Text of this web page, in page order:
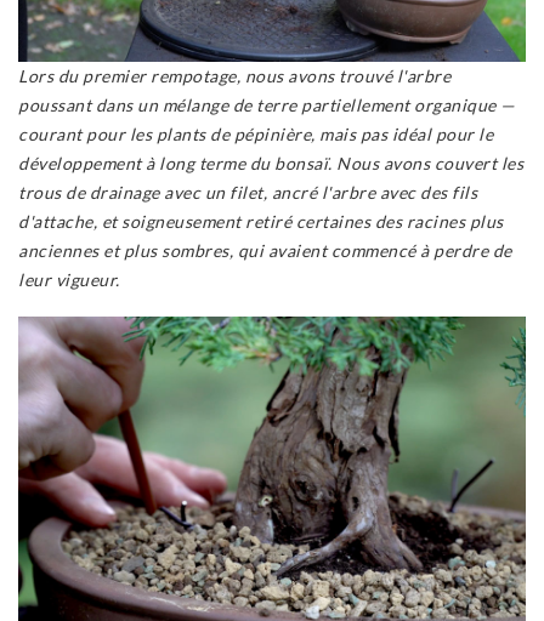
Lors du premier rempotage, nous avons trouvé l'arbre
poussant dans un mélange de terre partiellement organique —
courant pour les plants de pépinière, mais pas idéal pour le
développement à long terme du bonsaï. Nous avons couvert les
trous de drainage avec un filet, ancré l'arbre avec des fils
d'attache, et soigneusement retiré certaines des racines plus
anciennes et plus sombres, qui avaient commencé à perdre de
leur vigueur.